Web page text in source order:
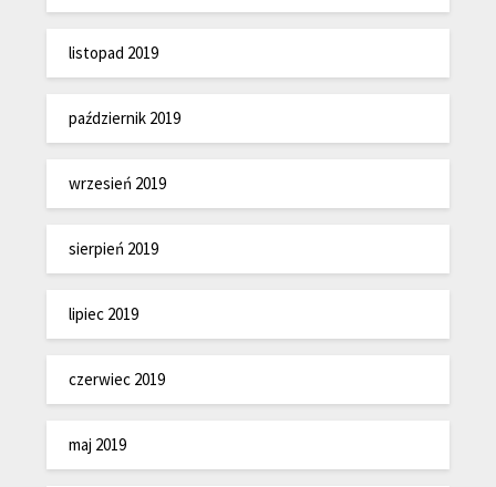
listopad 2019
październik 2019
wrzesień 2019
sierpień 2019
lipiec 2019
czerwiec 2019
maj 2019